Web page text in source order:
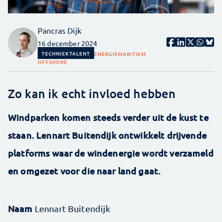
Pancras Dijk
16 december 2024
TECHNIEKTALENT ENERGIEMARITIEM
OFFSHORE
Zo kan ik echt invloed hebben
Windparken komen steeds verder uit de kust te
staan. Lennart Buitendijk ontwikkelt drijvende
platforms waar de windenergie wordt verzameld
en omgezet voor die naar land gaat.
Naam Lennart Buitendijk